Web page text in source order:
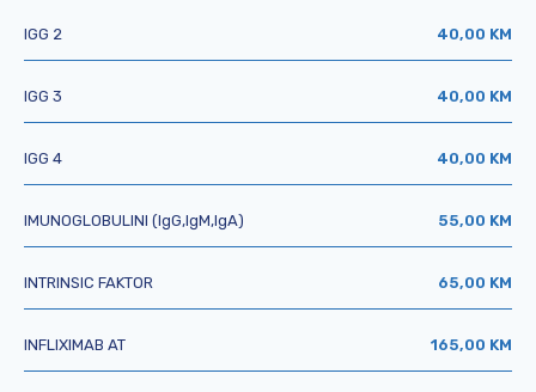
IGG 2 40,00 KM
IGG 3 40,00 KM
IGG 4 40,00 KM
IMUNOGLOBULINI (IgG,IgM,IgA) 55,00 KM
INTRINSIC FAKTOR 65,00 KM
INFLIXIMAB AT 165,00 KM